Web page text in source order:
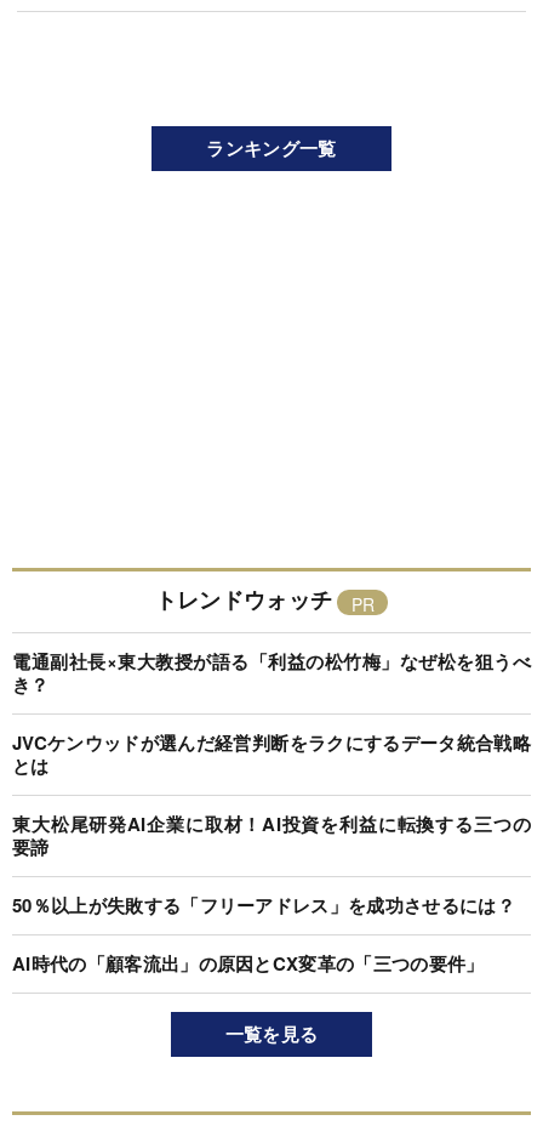
ランキング一覧
トレンドウォッチ
電通副社長×東大教授が語る「利益の松竹梅」なぜ松を狙うべ
き？
JVCケンウッドが選んだ経営判断をラクにするデータ統合戦略
とは
東大松尾研発AI企業に取材！AI投資を利益に転換する三つの
要諦
50％以上が失敗する「フリーアドレス」を成功させるには？
AI時代の「顧客流出」の原因とCX変革の「三つの要件」
一覧を見る